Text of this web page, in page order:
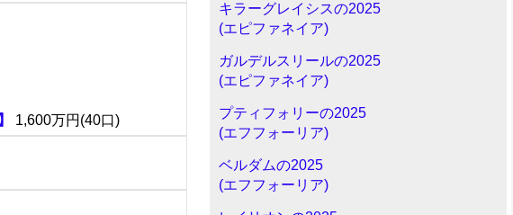
1,600万円(40口)
キラーグレイシスの2025
(エピファネイア)
ガルデルスリールの2025
(エピファネイア)
プティフォリーの2025
(エフフォーリア)
ベルダムの2025
(エフフォーリア)